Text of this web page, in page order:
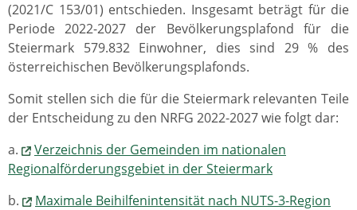
(2021/C 153/01) entschieden. Insgesamt beträgt für die
Periode 2022-2027 der Bevölkerungsplafond für die
Steiermark 579.832 Einwohner, dies sind 29 % des
österreichischen Bevölkerungsplafonds.
Somit stellen sich die für die Steiermark relevanten Teile
der Entscheidung zu den NRFG 2022-2027 wie folgt dar:
a.
Verzeichnis der Gemeinden im nationalen
Regionalförderungsgebiet in der Steiermark
b.
Maximale Beihilfenintensität nach NUTS-3-Region